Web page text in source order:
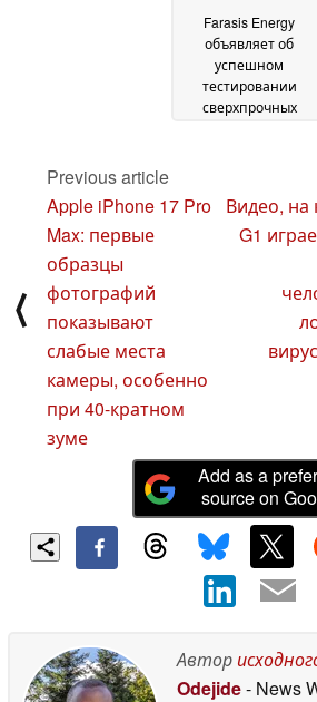
Farasis Energy
объявляет об
успешном
тестировании
сверхпрочных
миллион миль
пробега22 July 2024
⟨
Previous article
Apple iPhone 17 Pro
Max: первые
образцы
фотографий
показывают
слабые места
камеры, особенно
при 40-кратном
зуме
Видео, на
G1
Add as a
source on
Автор
Odejide- News